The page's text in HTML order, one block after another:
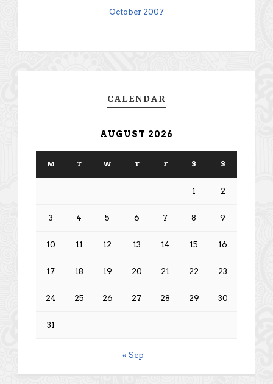
October 2007
CALENDAR
AUGUST 2026
M T W T F S S
1 2
3 4 5 6 7 8 9
10 11 12 13 14 15 16
17 18 19 20 21 22 23
24 25 26 27 28 29 30
31
« Sep